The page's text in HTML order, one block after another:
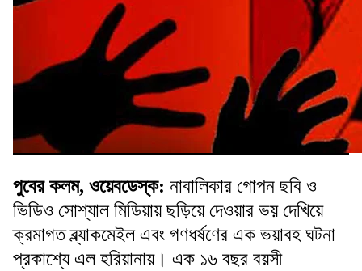
পুবের কলম, ওয়েবডেস্ক: নাবালিকার গোপন ছবি ও
ভিডিও সোশ্যাল মিডিয়ায় ছড়িয়ে দেওয়ার ভয় দেখিয়ে
ক্রমাগত ব্ল্যাকমেইল এবং গণধর্ষণের এক ভয়াবহ ঘটনা
প্রকাশ্যে এল হরিয়ানায়। এক ১৬ বছর বয়সী